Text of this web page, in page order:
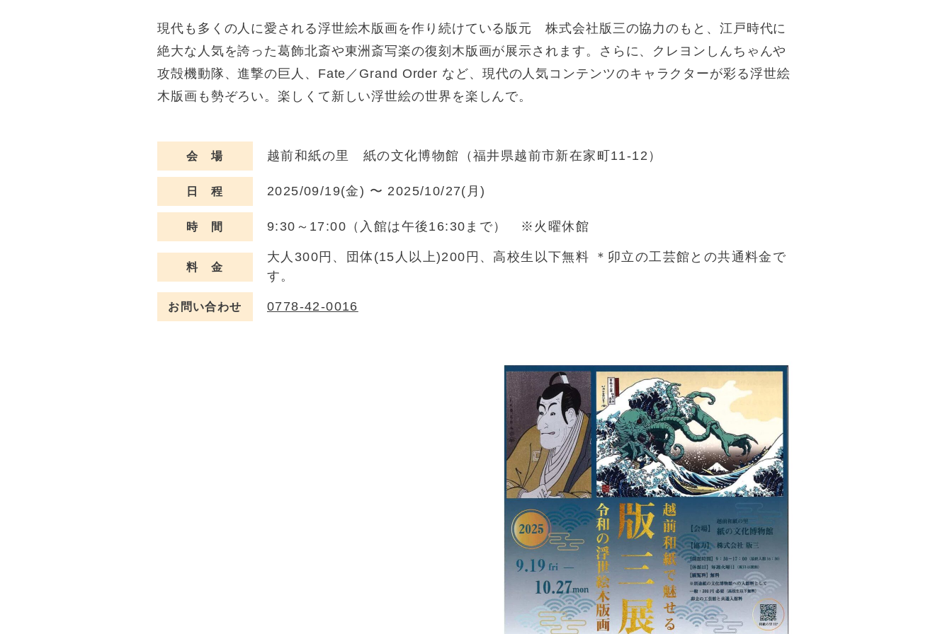
現代も多くの人に愛される浮世絵木版画を作り続けている版元 株式会社版三の協力のもと、江戸時代に
絶大な人気を誇った葛飾北斎や東洲斎写楽の復刻木版画が展示されます。さらに、クレヨンしんちゃんや
攻殻機動隊、進撃の巨人、Fate／Grand Order など、現代の人気コンテンツのキャラクターが彩る浮世絵
木版画も勢ぞろい。楽しくて新しい浮世絵の世界を楽しんで。
会 場 越前和紙の里 紙の文化博物館（福井県越前市新在家町11-12）
日 程 2025/09/19(金) 〜 2025/10/27(月)
時 間 9:30～17:00（入館は午後16:30まで） ※火曜休館
料 金
大人300円、団体(15人以上)200円、高校生以下無料 ＊卯立の工芸館との共通料金で
す。
お問い合わせ 0778-42-0016